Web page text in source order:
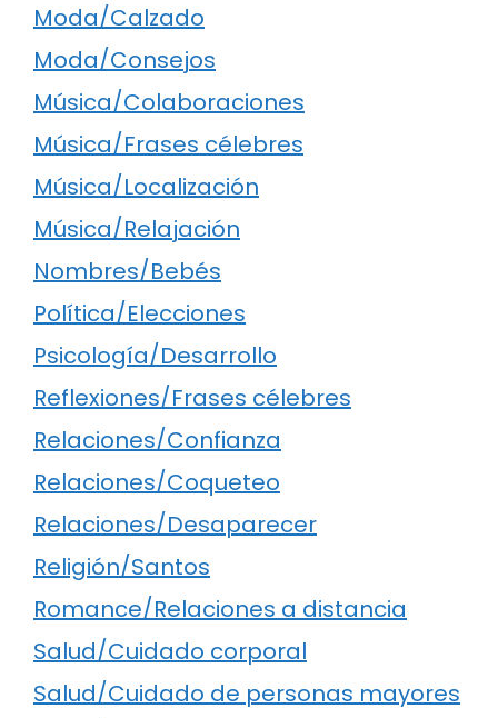
Moda/Calzado
Moda/Consejos
Música/Colaboraciones
Música/Frases célebres
Música/Localización
Música/Relajación
Nombres/Bebés
Política/Elecciones
Psicología/Desarrollo
Reflexiones/Frases célebres
Relaciones/Confianza
Relaciones/Coqueteo
Relaciones/Desaparecer
Religión/Santos
Romance/Relaciones a distancia
Salud/Cuidado corporal
Salud/Cuidado de personas mayores